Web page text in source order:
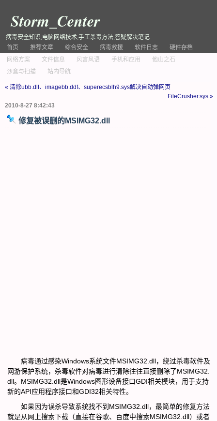
Storm_Center
病毒安全知识,电脑网络技术,手工杀毒方法,答疑解决笔记
首页
推荐文章 综合安全 病毒救援 软件日志
硬件存档
网络方案
文件信息 风言风语 手机和应用
他山之石
沙盒与扫描
站内导航
« 清除ubb.dll、imagebb.ddf、superecsblh9.sys解决自动弹网页
FileCrusher.sys »
2010-8-27 8:42:43
修复被误删的MSIMG32.dll
病毒通过感染Windows系统文件MSIMG32.dll，绕过杀毒软件及
网游保护系统，杀毒软件对病毒进行清除往往直接删除了MSIMG32.
dll。MSIMG32.dll是Windows图形设备接口GDI相关模块，用于支持
新的API应用程序接口和GDI32相关特性。
如果因为误杀导致系统找不到MSIMG32.dll，最简单的修复方法
就是从网上搜索下载（直接在谷歌、百度中搜索MSIMG32.dll）或者